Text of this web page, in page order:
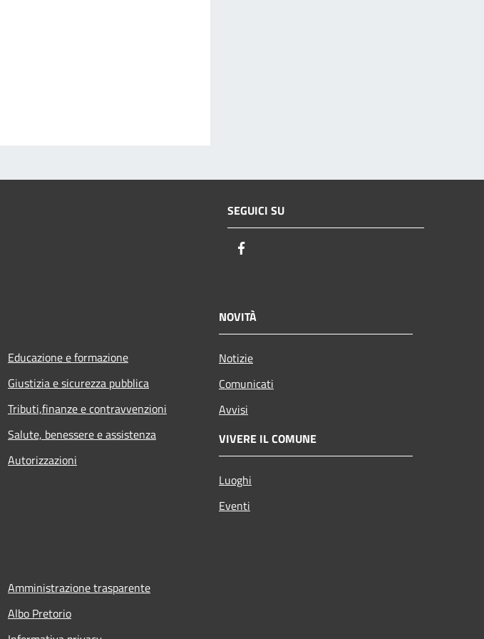
SEGUICI SU
Educazione e formazione
Giustizia e sicurezza pubblica
Tributi,finanze e contravvenzioni
Salute, benessere e assistenza
Autorizzazioni
NOVITÀ
Notizie
Comunicati
Avvisi
VIVERE IL COMUNE
Luoghi
Eventi
Amministrazione trasparente
Albo Pretorio